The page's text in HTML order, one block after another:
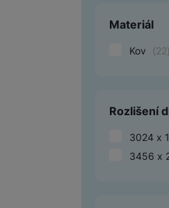
Materiál
Kov (22)
Rozlišení
3024 x
3456 x